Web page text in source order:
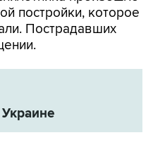
постройки, которое
Пострадавших